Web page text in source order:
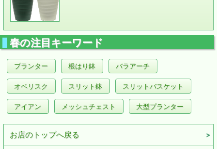
春の注目キーワード
プランター 根はり鉢 バラアーチ
オベリスク スリット鉢 スリットバスケット
アイアン メッシュチェスト 大型プランター
お店のトップへ戻る